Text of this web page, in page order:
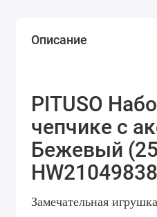
Описание
PITUSO
чепчике с
Бежевый
HW21049838
Замечательная